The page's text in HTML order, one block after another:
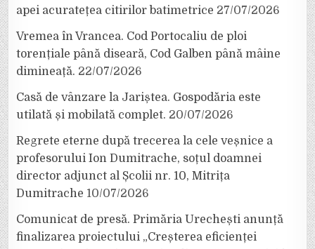
apei acuratețea citirilor batimetrice 27/07/2026
Vremea în Vrancea. Cod Portocaliu de ploi
torențiale până diseară, Cod Galben până mâine
dimineață. 22/07/2026
Casă de vânzare la Jariștea. Gospodăria este
utilată și mobilată complet. 20/07/2026
Regrete eterne după trecerea la cele veșnice a
profesorului Ion Dumitrache, soțul doamnei
director adjunct al Școlii nr. 10, Mitrița
Dumitrache 10/07/2026
Comunicat de presă. Primăria Urechești anunță
finalizarea proiectului „Creșterea eficienței